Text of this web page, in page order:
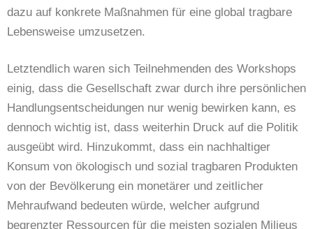
dazu auf konkrete Maßnahmen für eine global tragbare
Lebensweise umzusetzen.
Letztendlich waren sich Teilnehmenden des Workshops
einig, dass die Gesellschaft zwar durch ihre persönlichen
Handlungsentscheidungen nur wenig bewirken kann, es
dennoch wichtig ist, dass weiterhin Druck auf die Politik
ausgeübt wird. Hinzukommt, dass ein nachhaltiger
Konsum von ökologisch und sozial tragbaren Produkten
von der Bevölkerung ein monetärer und zeitlicher
Mehraufwand bedeuten würde, welcher aufgrund
begrenzter Ressourcen für die meisten sozialen Milieus